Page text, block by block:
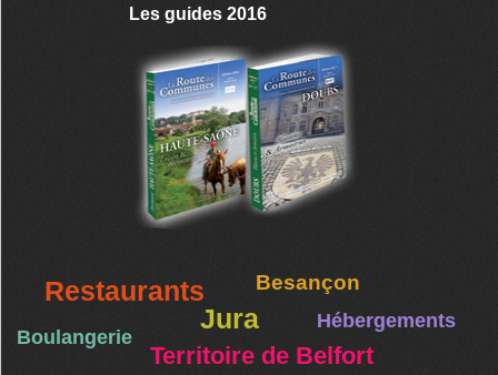
Les guides 2016
Restaurants Besançon
Jura Hébergements
Boulangerie
Territoire de Belfort